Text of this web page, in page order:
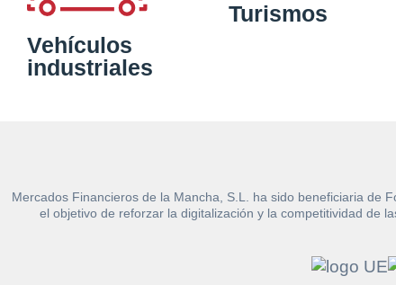
Vehículos
industriales
Turismos
Mercados Financieros de la Mancha, S.L. ha sido beneficiaria de
el objetivo de reforzar la digitalización y la competitividad de